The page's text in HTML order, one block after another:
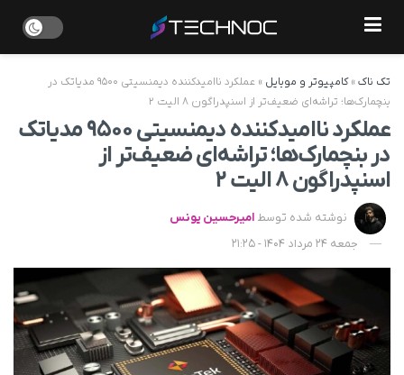
تک ناک»کامپیوتر و موبایل »
عملکرد ناامیدکننده دیمنسیتی ۹۵۰۰ مدیاتک در
بنچمارک‌ها؛ تراشه‌ای ضعیف‌تر از اسنپدراگون ۸ الیت ۲
عملکرد ناامیدکننده دیمنسیتی ۹۵۰۰ مدیاتک
در بنچمارک‌ها؛ تراشه‌ای ضعیف‌تر از
اسنپدراگون ۸ الیت ۲
نوشته شده توسط امیرحسین یونس
جمعه 24 مرداد 1404 - 21:25